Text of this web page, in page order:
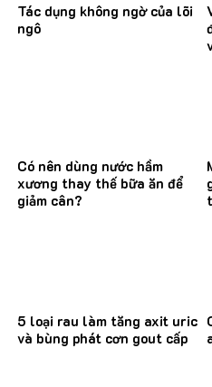
Tác dụng không ngờ của lõi
ngô
Có nên dùng nước hầm
xương thay thế bữa ăn để
giảm cân?
5 loại rau làm tăng axit uric
và bùng phát cơn gout cấp